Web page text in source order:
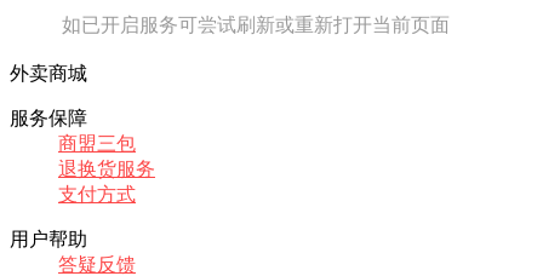
如已开启服务可尝试刷新或重新打开当前页面
外卖商城
服务保障
商盟三包
退换货服务
支付方式
用户帮助
答疑反馈